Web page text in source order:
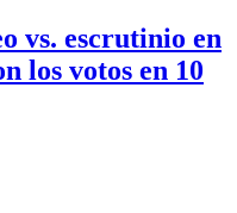
vs. escrutinio en
los votos en 10